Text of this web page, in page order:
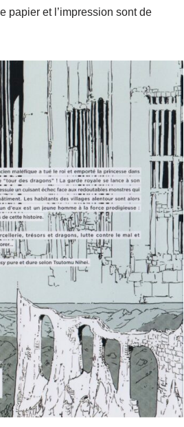
papier et l’impression sont de